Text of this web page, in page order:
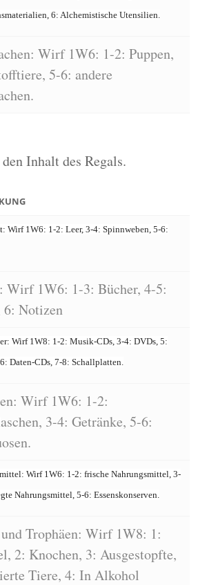
6: Alchemistische Utensilien.
Wirf 1W6: 1-2: Puppen,
5-6: andere
Inhalt des Regals.
Wirf 1W6: 1-2: Leer, 3-4: Spinnweben, 5-6:
Wirf 1W6: 1-3: Bücher, 4-5:
Notizen
Wirf 1W8: 1-2: Musik-CDs, 3-4: DVDs, 5:
Daten-CDs, 7-8: Schallplatten.
Wirf 1W6: 1-2:
3-4: Getränke, 5-6:
Wirf 1W6: 1-2: frische Nahrungsmittel, 3-
Nahrungsmittel, 5-6: Essenskonserven.
Trophäen: Wirf 1W8: 1:
2: Knochen, 3: Ausgestopfte,
Tiere, 4: In Alkohol